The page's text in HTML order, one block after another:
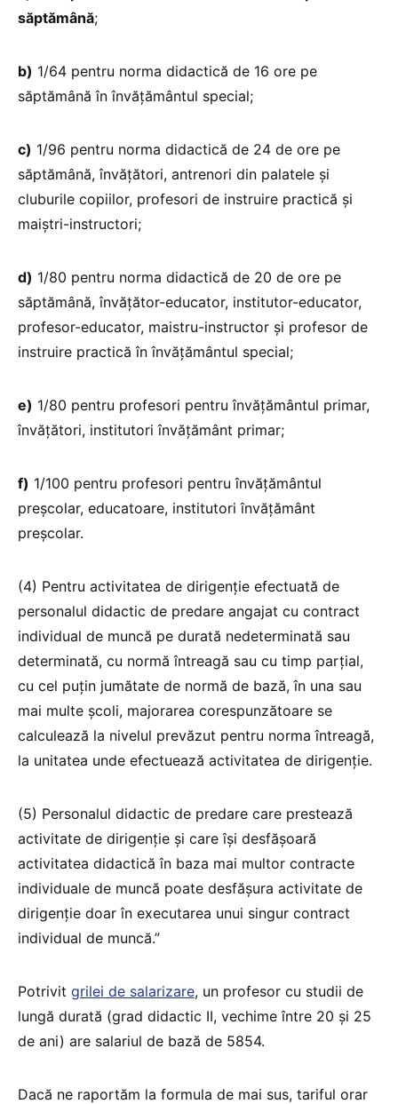
săptămână;
b) 1/64 pentru norma didactică de 16 ore pe
săptămână în învățământul special;
c) 1/96 pentru norma didactică de 24 de ore pe
săptămână, învățători, antrenori din palatele și
cluburile copiilor, profesori de instruire practică și
maiștri-instructori;
d) 1/80 pentru norma didactică de 20 de ore pe
săptămână, învățător-educator, institutor-educator,
profesor-educator, maistru-instructor și profesor de
instruire practică în învățământul special;
e) 1/80 pentru profesori pentru învățământul primar,
învățători, institutori învățământ primar;
f) 1/100 pentru profesori pentru învățământul
preșcolar, educatoare, institutori învățământ
preșcolar.
(4) Pentru activitatea de dirigenție efectuată de
personalul didactic de predare angajat cu contract
individual de muncă pe durată nedeterminată sau
determinată, cu normă întreagă sau cu timp parțial,
cu cel puțin jumătate de normă de bază, în una sau
mai multe școli, majorarea corespunzătoare se
calculează la nivelul prevăzut pentru norma întreagă,
la unitatea unde efectuează activitatea de dirigenție.
(5) Personalul didactic de predare care prestează
activitate de dirigenție și care își desfășoară
activitatea didactică în baza mai multor contracte
individuale de muncă poate desfășura activitate de
dirigenție doar în executarea unui singur contract
individual de muncă.”
Potrivit grilei de salarizare, un profesor cu studii de
lungă durată (grad didactic II, vechime între 20 și 25
de ani) are salariul de bază de 5854.
Dacă ne raportăm la formula de mai sus, tariful orar